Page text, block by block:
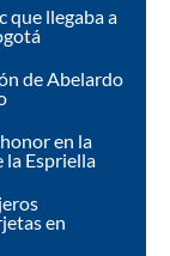
que llegaba a
de Abelardo
en la
la Espriella
en